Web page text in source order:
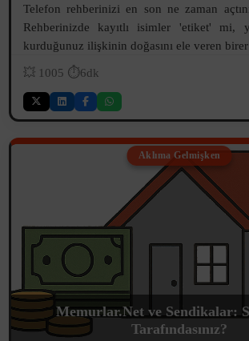
Telefon rehberinizi en son ne zaman
Rehberinizde kayıtlı isimler 'etiket' mi,
kurduğunuz ilişkinin doğasını ele veren birer
💥 1005 ⏱️6dk
Aklıma Gelmişken
Memurlar.Net ve Sendikalar:
Tarafındasınız?